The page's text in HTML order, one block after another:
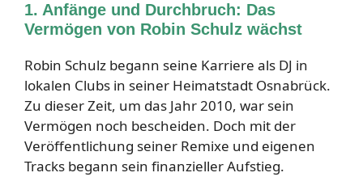
1. Anfänge und Durchbruch: Das
Vermögen von Robin Schulz wächst
Robin Schulz begann seine Karriere als DJ in
lokalen Clubs in seiner Heimatstadt Osnabrück.
Zu dieser Zeit, um das Jahr 2010, war sein
Vermögen noch bescheiden. Doch mit der
Veröffentlichung seiner Remixe und eigenen
Tracks begann sein finanzieller Aufstieg.